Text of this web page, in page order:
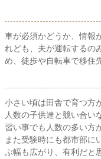
車が必須かどうか、情報
れども、夫が運転するの
め、徒歩や自転車で移住
小さい頃は田舎で育つ方
人数の子供達と競い合い
習い事でも人数の多い方
また受験時にも都市部に
ぶ幅も広がり、有利だと